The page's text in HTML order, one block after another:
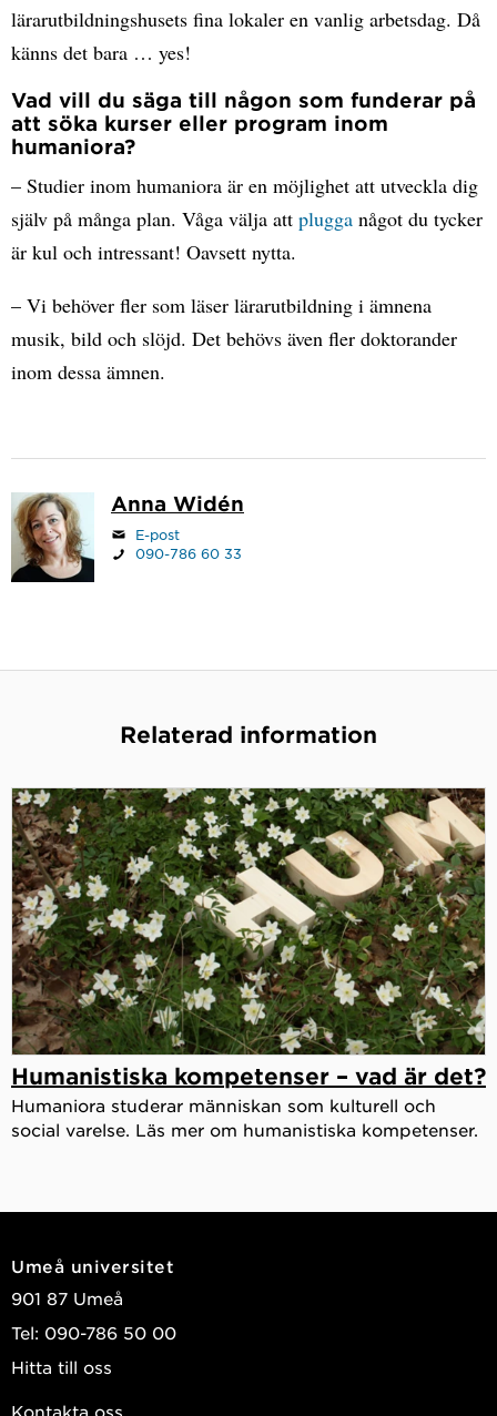
lärarutbildningshusets fina lokaler en vanlig arbetsdag. Då
känns det bara … yes!
Vad vill du säga till någon som funderar på
att söka kurser eller program inom
humaniora?
– Studier inom humaniora är en möjlighet att utveckla dig
själv på många plan. Våga välja att plugga något du tycker
är kul och intressant! Oavsett nytta.
– Vi behöver fler som läser lärarutbildning i ämnena
musik, bild och slöjd. Det behövs även fler doktorander
inom dessa ämnen.
Anna Widén
E-post
090-786 60 33
Relaterad information
Humanistiska kompetenser – vad är det?
Humaniora studerar människan som kulturell och
social varelse. Läs mer om humanistiska kompetenser.
Umeå universitet
901 87 Umeå
Tel: 090-786 50 00
Hitta till oss
Kontakta oss